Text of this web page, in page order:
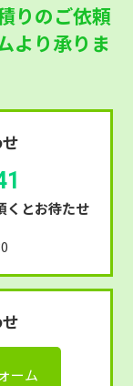
りのご依頼
より承りま
くとお待たせ
ーム